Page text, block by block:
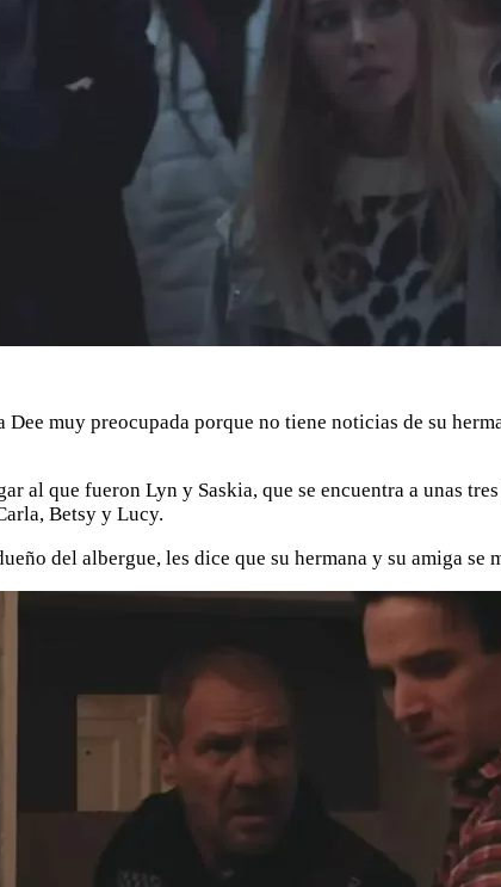
Dee muy preocupada porque no tiene noticias de su
al que fueron Lyn y Saskia, que se encuentra a unas
Betsy y Lucy.
del albergue, les dice que su hermana y su amiga